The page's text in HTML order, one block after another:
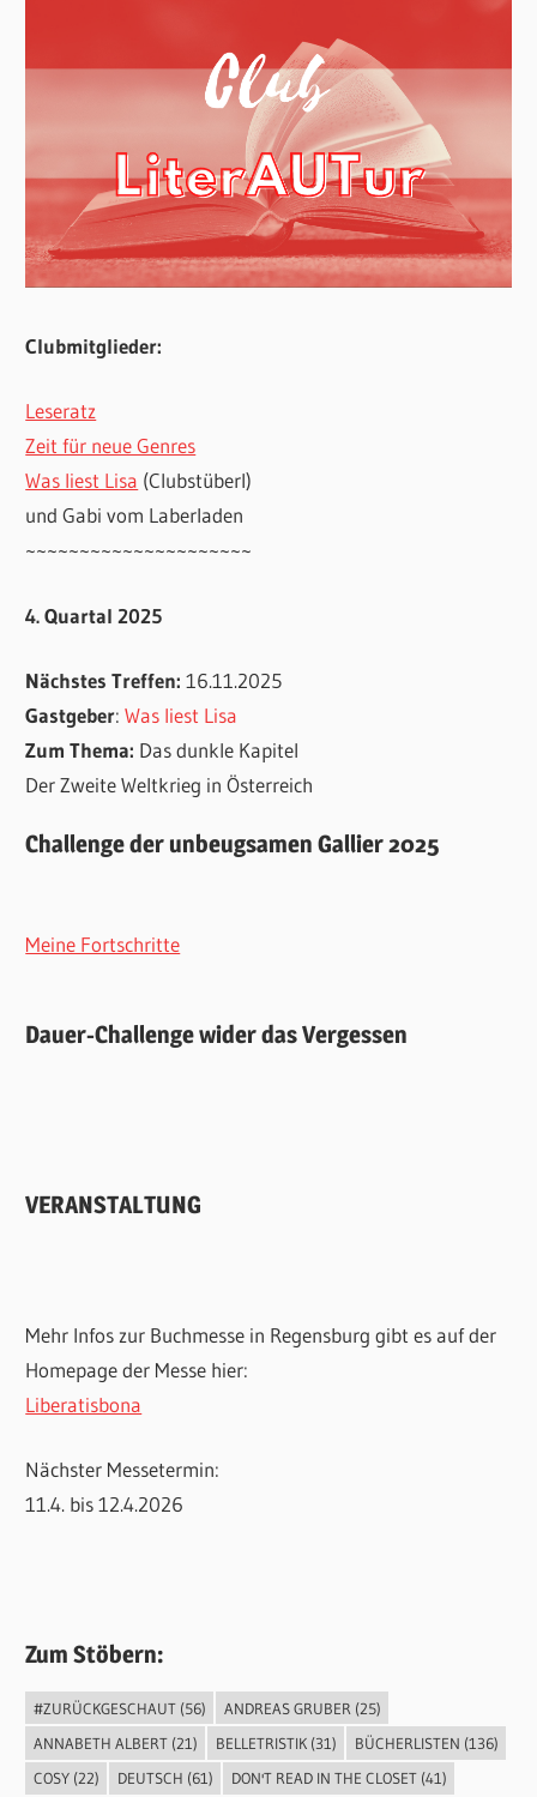
Clubmitglieder:
Leseratz
Zeit für neue Genres
Was liest Lisa (Clubstüberl)
und Gabi vom Laberladen
~~~~~~~~~~~~~~~~~~~~~
4. Quartal 2025
Nächstes Treffen:16.11.2025
Gastgeber:Was liest Lisa
Zum Thema: Das dunkle Kapitel
Der Zweite Weltkrieg in Österreich
Challenge der unbeugsamen Gallier 2025
Meine Fortschritte
Dauer-Challenge wider das Vergessen
VERANSTALTUNG
Mehr Infos zur Buchmesse in Regensburg gibt es auf der
Homepage der Messe hier:
Liberatisbona
Nächster Messetermin:
11.4. bis 12.4.2026
Zum Stöbern:
#ZURÜCKGESCHAUT(56) ANDREAS GRUBER (25)
ANNABETH ALBERT(21) BELLETRISTIK(31) BÜCHERLISTEN (136)
COSY(22) DEUTSCH (61) DON'T READ IN THE CLOSET(41)